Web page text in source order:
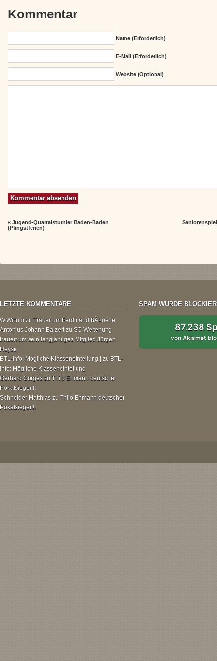
Kommentar
Name (erforderlich)
E-Mail (erforderlich)
Website (Optional)
«Jugend-Quartalsturnier Baden-Baden
(Pfingstferien)
LETZTE KOMMENTARE
W.Wittum zu Trauer um Ferdinand BÃ¤uerle
Antonius Johann Balzertzu SC Weitenung
trauert um sein langjähriges Mitglied Jürgen
Heyse
BTL-Info: Mögliche Klasseneinteilung | zu BTL-
Info: Mögliche Klasseneinteilung
Gerhard Gorges zu Thilo Ehmann deutscher
Pokalsieger!!!
Schneider Matthias zu Thilo Ehmann deutscher
Pokalsieger!!!
SPAM WURDE
87.238
vonAkismet